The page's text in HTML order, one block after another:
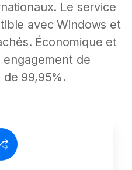
Le service
avec Windows et
Économique et
de
de 99,95%.